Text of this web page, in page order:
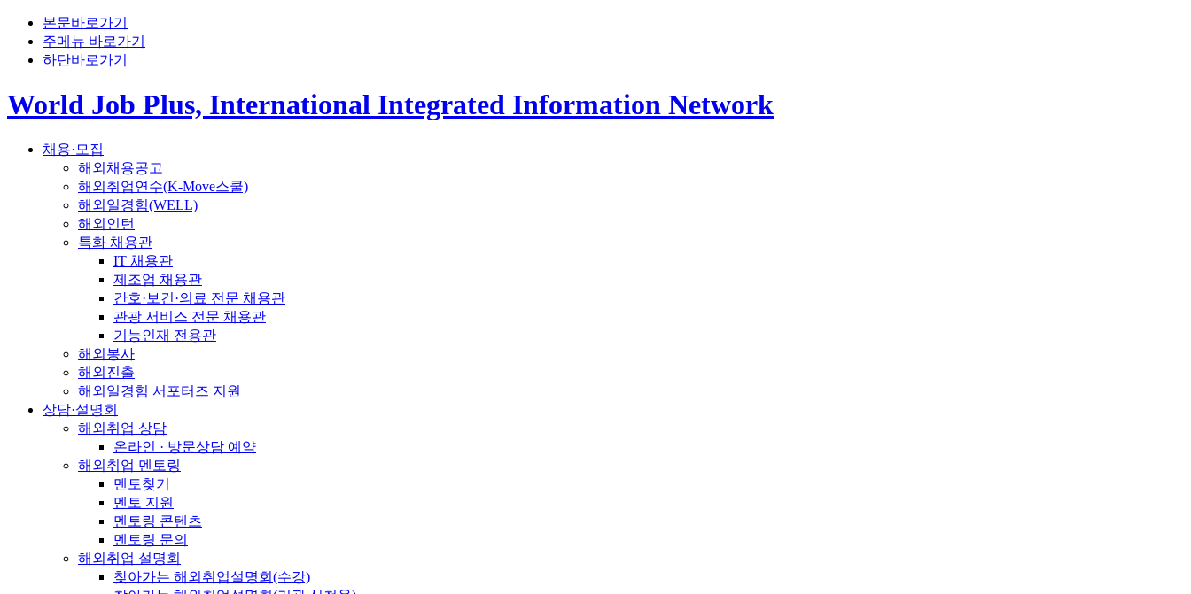
본문바로가기
주메뉴 바로가기
하단바로가기
World Job Plus, International Integrated Information Network
채용·모집
해외채용공고
해외취업연수(K-Move스쿨)
해외일경험(WELL)
해외인턴
특화 채용관
IT 채용관
제조업 채용관
간호·보건·의료 전문 채용관
관광 서비스 전문 채용관
기능인재 전용관
해외봉사
해외진출
해외일경험 서포터즈 지원
상담·설명회
해외취업 상담
온라인 · 방문상담 예약
해외취업 멘토링
멘토찾기
멘토 지원
멘토링 콘텐츠
멘토링 문의
해외취업 설명회
찾아가는 해외취업설명회(수강)